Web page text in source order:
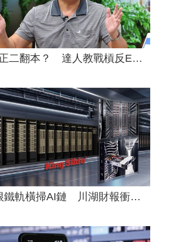
想靠正二翻本？ 達人教戰槓反ETF心法
靠2根鐵軌橫掃AI鏈 川湖財報衝上萬金股